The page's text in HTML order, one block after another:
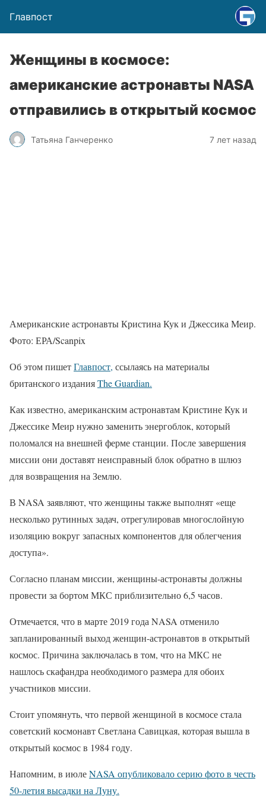
Главпост
Женщины в космосе:
американские астронавты NASA
отправились в открытый космос
Татьяна Ганчеренко 7 лет назад
Американские астронавты Кристина Кук и Джессика Меир.
Фото: ЕРА/Scanpix
Об этом пишетГлавпост, ссылаясь на материалы
британского изданияThe Guardian.
Как известно, американским астронавтам Кристине Кук и
Джессике Меир нужно заменить энергоблок, который
поломался на внешней ферме станции. После завершения
миссии они доставят неисправный блок обратно в шлюз
для возвращения на Землю.
В NASA заявляют, что женщины также выполнят «еще
несколько рутинных задач, отрегулировав многослойную
изоляцию вокруг запасных компонентов для облегчения
доступа».
Согласно планам миссии, женщины-астронавты должны
провести за бортом МКС приблизительно 6,5 часов.
Отмечается, что в марте 2019 года NASA отменило
запланированный выход женщин-астронавтов в открытый
космос. Причина заключалась в том, что на МКС не
нашлось скафандра необходимого размера для обоих
участников миссии.
Стоит упомянуть, что первой женщиной в космосе стала
советский космонавт Светлана Савицкая, которая вышла в
открытый космос в 1984 году.
Напомним, в июлеNASA опубликовало серию фото в честь
50-летия высадки на Луну.